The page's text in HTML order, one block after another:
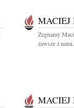
MACIEJ
Żegnamy
zawsze z
MACIEJ